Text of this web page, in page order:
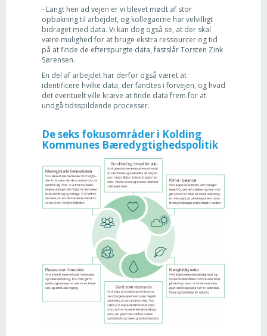
- Langt hen ad vejen er vi blevet mødt af stor
opbakning til arbejdet, og kollegaerne har velvilligt
bidraget med data. Vi kan dog også se, at der skal
være mulighed for at bruge ekstra ressourcer og tid
på at finde de efterspurgte data, fastslår Torsten Zink
Sørensen.
En del af arbejdet har derfor også været at
identificere hvilke data, der fandtes i forvejen, og hvad
det eventuelt ville kræve at finde data frem for at
undgå tidsspildende processer.
De seks fokusområder i Kolding
Kommunes Bæredygtighedspolitik